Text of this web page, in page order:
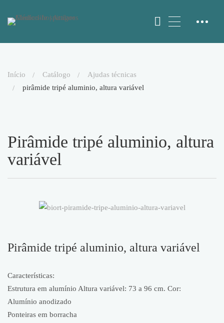
início catálogo
ajudas técnicas
pirâmide tripé aluminio, altura variável
Pirâmide tripé aluminio, altura
variável
Pirâmide tripé aluminio, altura variável
Características:
Estrutura em alumínio Altura variável: 73 a 96 cm. Cor:
Alumínio anodizado
Ponteiras em borracha